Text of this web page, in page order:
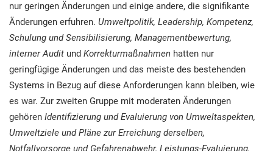
nur geringen Änderungen und einige andere, die signifikante
Änderungen erfuhren. Umweltpolitik, Leadership, Kompetenz,
Schulung und Sensibilisierung, Managementbewertung,
interner Audit und Korrekturmaßnahmen hatten nur
geringfügige Änderungen und das meiste des bestehenden
Systems in Bezug auf diese Anforderungen kann bleiben, wie
es war. Zur zweiten Gruppe mit moderaten Änderungen
gehören Identifizierung und Evaluierung von Umweltaspekten,
Umweltziele und Pläne zur Erreichung derselben,